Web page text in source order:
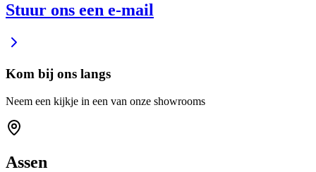
Stuur ons een e-mail
Kom bij ons langs
Neem een kijkje in een van onze showrooms
Assen